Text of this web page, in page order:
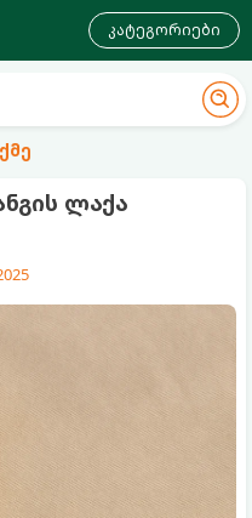
კატეგორიები
ლაქა